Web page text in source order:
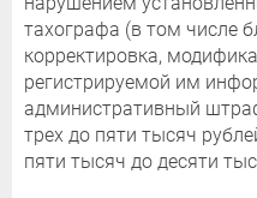
тахографа (в том числе
корректировка,
регистрируемой им
административный
трех до пяти тысяч
пяти тысяч до десяти